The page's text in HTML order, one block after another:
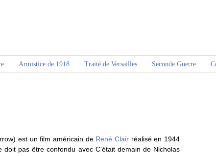
Armistice de 1918 Traité de Versailles Seconde Guerre
est un film américain de René Clair réalisé en 1944
pas être confondu avec C'était demain de Nicholas